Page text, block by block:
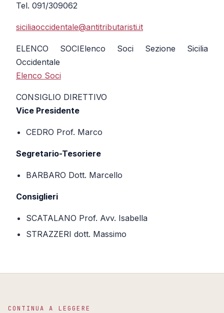
Tel. 091/309062
siciliaoccidentale@antitributaristi.it
ELENCO SOCIElenco Soci Sezione Sicilia
Occidentale
Elenco Soci
CONSIGLIO DIRETTIVO
Vice Presidente
CEDRO Prof. Marco
Segretario-Tesoriere
BARBARO Dott. Marcello
Consiglieri
SCATALANO Prof. Avv. Isabella
STRAZZERI dott. Massimo
CONTINUA A LEGGERE